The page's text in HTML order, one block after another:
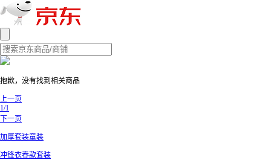
抱歉，没有找到相关商品
上一页
1/1
下一页
加厚套装童装
冲锋衣春款套装